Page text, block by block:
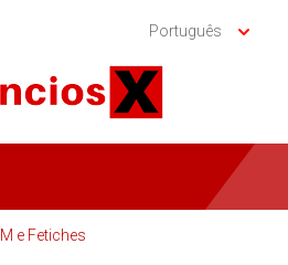
Português
e Fetiches